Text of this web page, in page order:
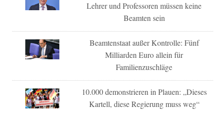
Lehrer und Professoren müssen keine
Beamten sein
Beamtenstaat außer Kontrolle: Fünf
Milliarden Euro allein für
Familienzuschläge
10.000 demonstrieren in Plauen: „Dieses
Kartell, diese Regierung muss weg“